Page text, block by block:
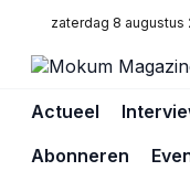
zaterdag 8 augustus
Actueel
Abonneren